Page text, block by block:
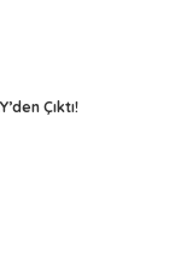
Çıktı!